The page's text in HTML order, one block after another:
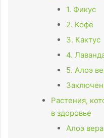
1. Фикус
2. Кофе
3. Кактус
4.
5. Алоэ
Растения,
в здоровье
Алоэ вера